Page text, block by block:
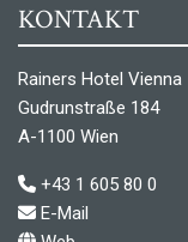
KONTAKT
Rainers Hotel Vienna
Gudrunstraße 184
A-1100 Wien
+43 1 605 80 0
E-Mail